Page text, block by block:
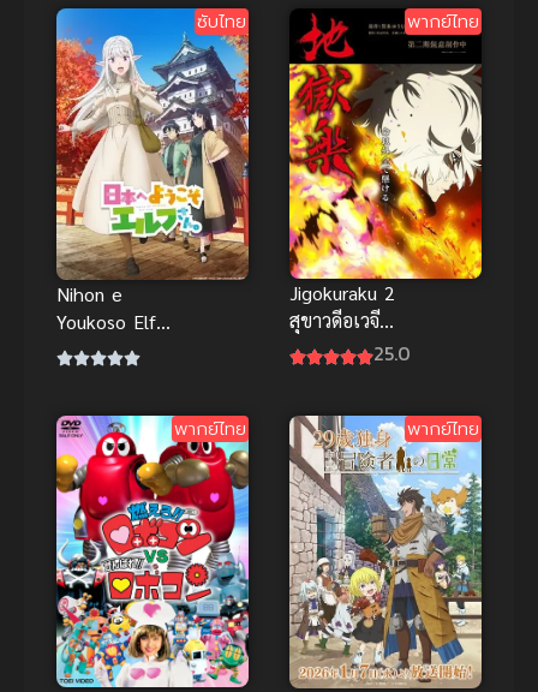
ภาค 3
ซับไทย
Nihon e
Youkoso Elf-
san ขอ
พากย์ไทย
Jigokuraku 2
สุขาวดีอเวจี
พากย์ไทย ซับ25.0
พากย์ไทย พากย์ไทย